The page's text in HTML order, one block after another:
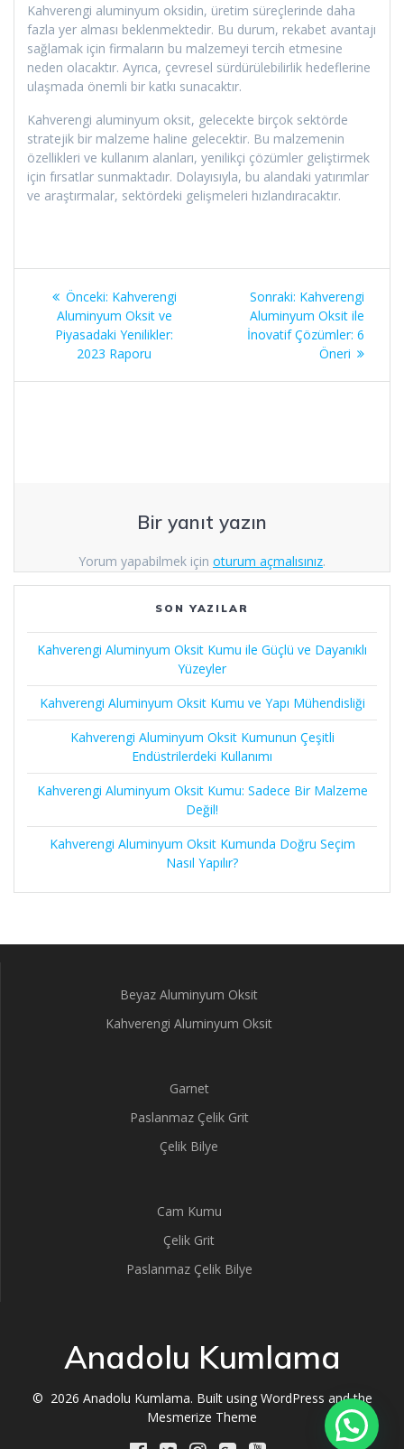
Kahverengi aluminyum oksidin, üretim süreçlerinde daha
fazla yer alması beklenmektedir. Bu durum, rekabet avantajı
sağlamak için firmaların bu malzemeyi tercih etmesine
neden olacaktır. Ayrıca, çevresel sürdürülebilirlik hedeflerine
ulaşmada önemli bir katkı sunacaktır.
Kahverengi aluminyum oksit, gelecekte birçok sektörde
stratejik bir malzeme haline gelecektir. Bu malzemenin
özellikleri ve kullanım alanları, yenilikçi çözümler geliştirmek
için fırsatlar sunmaktadır. Dolayısıyla, bu alandaki yatırımlar
ve araştırmalar, sektördeki gelişmeleri hızlandıracaktır.
Yazı
gezinmesi
Önceki: Önceki
yazı:
Kahverengi
Aluminyum Oksit ve
Piyasadaki Yenilikler:
2023 Raporu
Sonraki: Sonraki
yazı:
Kahverengi
Aluminyum Oksit ile
İnovatif Çözümler: 6
Öneri
Bir yanıt yazın
Yorum yapabilmek için oturum açmalısınız.
SON YAZILAR
Kahverengi Aluminyum Oksit Kumu ile Güçlü ve Dayanıklı
Yüzeyler
Kahverengi Aluminyum Oksit Kumu ve Yapı Mühendisliği
Kahverengi Aluminyum Oksit Kumunun Çeşitli
Endüstrilerdeki Kullanımı
Kahverengi Aluminyum Oksit Kumu: Sadece Bir Malzeme
Değil!
Kahverengi Aluminyum Oksit Kumunda Doğru Seçim
Nasıl Yapılır?
Beyaz Aluminyum Oksit
Kahverengi Aluminyum Oksit
Garnet
Paslanmaz Çelik Grit
Çelik Bilye
Cam Kumu
Çelik Grit
Paslanmaz Çelik Bilye
Anadolu Kumlama
© 2026 Anadolu Kumlama. Built using WordPress and the
Mesmerize Theme